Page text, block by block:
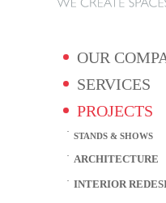
OUR
SERVICES
PROJECTS
STANDS & SHOWS
ARCHITECTURE
INTERIOR